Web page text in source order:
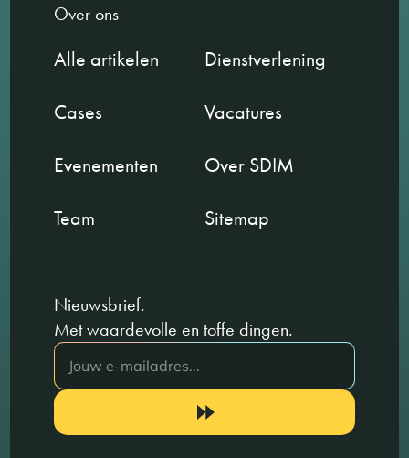
Over ons
Alle artikelen
Dienstverlening
Cases
Vacatures
Evenementen
Over SDIM
Team
Sitemap
Nieuwsbrief.
Met waardevolle en toffe dingen.